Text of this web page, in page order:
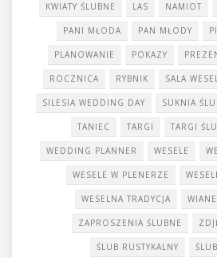
KWIATY ŚLUBNE LAS NAMIOT
PANI MŁODA PAN MŁODY
PLANOWANIE POKAZY
ROCZNICA RYBNIK SALA
SILESIA WEDDING DAY SUKNIA
TANIEC TARGI TARGI
WEDDING PLANNER WESELE
WESELE W PLENERZE
WESELNA TRADYCJA
ZAPROSZENIA ŚLUBNE
ŚLUB RUSTYKALNY